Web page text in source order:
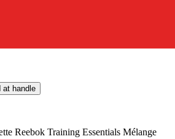
handle
Reebok Training Essentials Mélange